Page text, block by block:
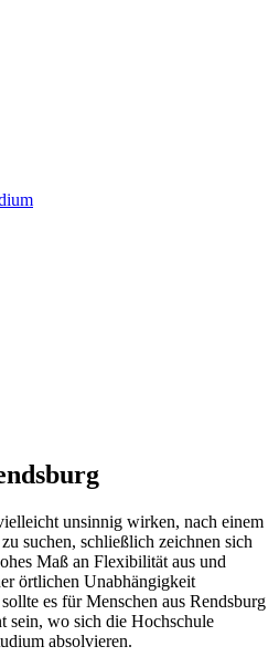
unsinnig wirken, nach einem
zu suchen, schließlich zeichnen sich
Maß an Flexibilität aus und
örtlichen Unabhängigkeit
es für Menschen aus Rendsburg
sein, wo sich die Hochschule
absolvieren.